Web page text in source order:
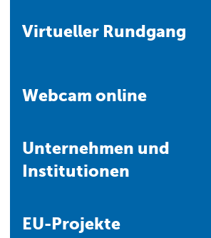
Virtueller Rundgang
Webcam online
Unternehmen und
Institutionen
EU-Projekte